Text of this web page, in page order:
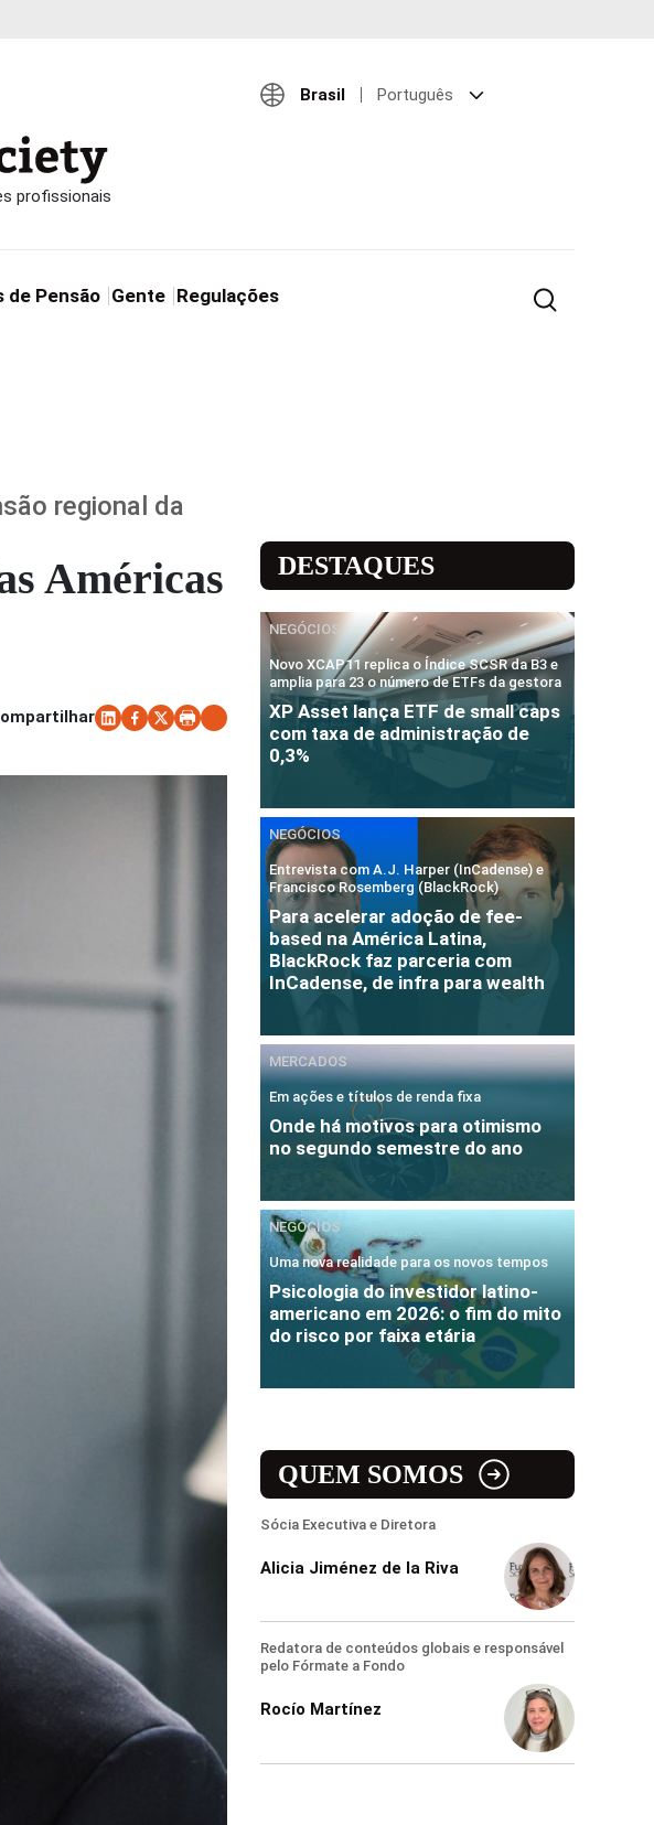
Brasil Português
de Pensão Gente Regulações
Américas
regional da
DESTAQUES
NEGÓCIOS
Novo XCAP11 replica o Índice SCSR da B3 e
amplia para 23 o número de ETFs da gestora
XP Asset lança ETF de small caps
com taxa de administração de
0,3%
NEGÓCIOS
Entrevista com A.J. Harper (InCadense) e
Francisco Rosemberg (BlackRock)
Para acelerar adoção de fee-
based na América Latina,
BlackRock faz parceria com
InCadense, de infra para wealth
MERCADOS
Em ações e títulos de renda fixa
Onde há motivos para otimismo
no segundo semestre do ano
NEGÓCIOS
Uma nova realidade para os novos tempos
Psicologia do investidor latino-
americano em 2026: o fim do mito
do risco por faixa etária
QUEM SOMOS
Sócia Executiva e Diretora
Alicia Jiménez de la Riva
Redatora de conteúdos globais e responsável
pelo Fórmate a Fondo
Rocío Martínez